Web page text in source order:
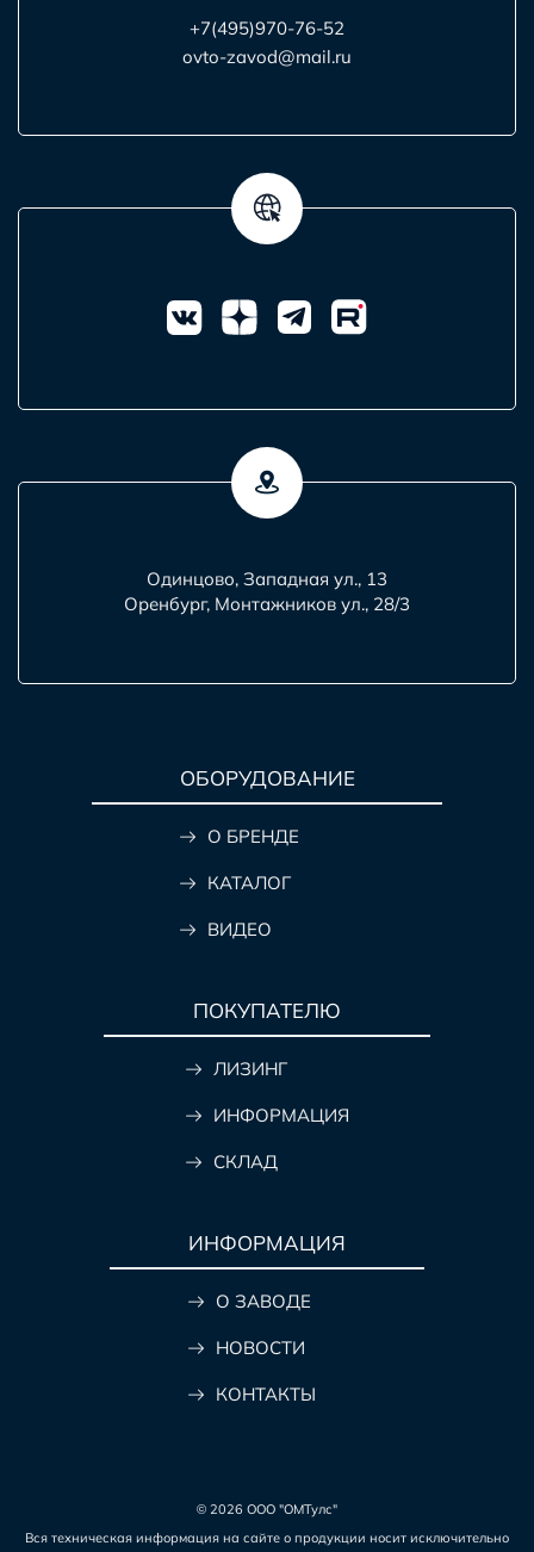
+7(495)970-76-52
ovto-zavod@mail.ru
Одинцово, Западная ул., 13
Оренбург, Монтажников ул., 28/3
ОБОРУДОВАНИЕ
О БРЕНДЕ
КАТАЛОГ
ВИДЕО
ПОКУПАТЕЛЮ
ЛИЗИНГ
ИНФОРМАЦИЯ
СКЛАД
ИНФОРМАЦИЯ
О ЗАВОДЕ
НОВОСТИ
КОНТАКТЫ
© 2026 ООО "ОМТулс"
Вся техническая информация на сайте о продукции носит исключительно